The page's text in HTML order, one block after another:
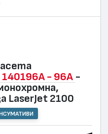
140196A - 96A -
LaserJet 2100